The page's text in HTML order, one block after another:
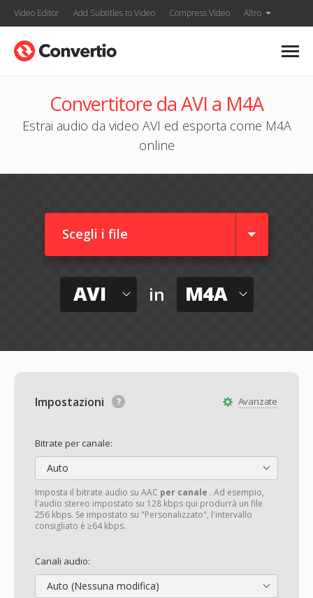
Video Editor Add Subtitles to Video Compress Video Altro
Convertitore da AVI a M4A
Estrai audio da video AVI ed esporta come M4A
online
Scegli i file
AVI in M4A
Avanzate
Impostazioni
Bitrate per canale:
Auto
Imposta il bitrate audio su AAC per canale . Ad esempio,
l'audio stereo impostato su 128 kbps qui produrrà un file
256 kbps. Se impostato su "Personalizzato", l'intervallo
consigliato è ≥64 kbps.
Canali audio:
Auto (Nessuna modifica)